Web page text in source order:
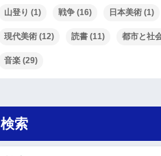
山登り (1) 戦争 (16) 日本美術 (1)
現代美術 (12) 読書 (11) 都市と社
音楽 (29)
検索